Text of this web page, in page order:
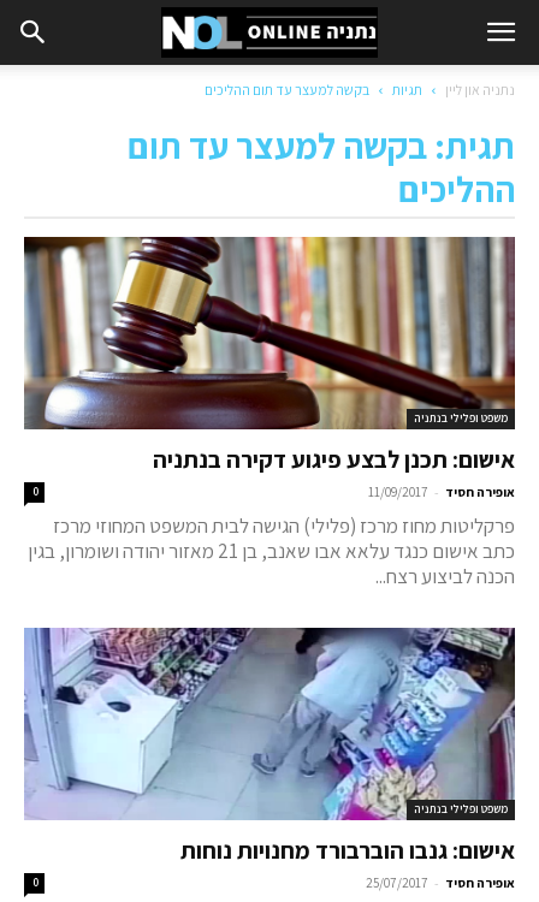
נתניה און ליין תגיות בקשה למעצר עד תום ההליכים
תגית: בקשה למעצר עד תום
ההליכים
משפט ופלילי בנתניה
אישום: תכנן לבצע פיגוע דקירה בנתניה
אופירה חסיד -
11/09/2017
0
פרקליטות מחוז מרכז (פלילי) הגישה לבית המשפט המחוזי מרכז
כתב אישום כנגד עלאא אבו שאנב, בן 21 מאזור יהודה ושומרון, בגין
הכנה לביצוע רצח...
משפט ופלילי בנתניה
אישום: גנבו הוברבורד מחנויות נוחות
אופירה חסיד -
25/07/2017
0